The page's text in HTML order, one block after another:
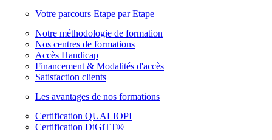
Votre parcours Etape par Etape
Notre méthodologie de formation
Nos centres de formations
Accès Handicap
Financement & Modalités d'accès
Satisfaction clients
Les avantages de nos formations
Certification QUALIOPI
Certification DiGiTT®